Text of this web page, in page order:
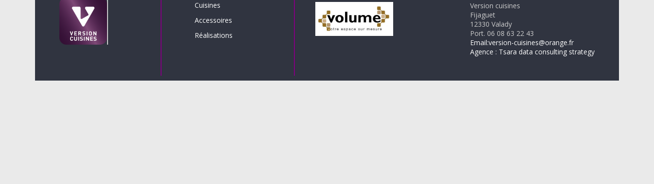
Cuisines
Accessoires
Réalisations
Version cuisines
Fijaguet
12330 Valady
Port. 06 08 63 22 43
Email:version-cuisines@orange.fr
Agence : Tsara data consulting strategy